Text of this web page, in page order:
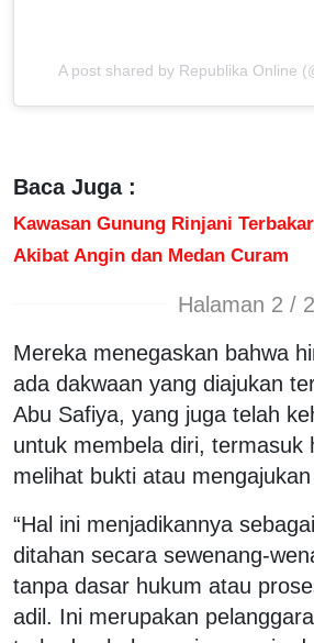
A post shared by Republika Online
Baca Juga :
Kawasan Gunung Rinjani
Akibat Angin dan Medan Curam
Halaman 2 / 2
Mereka menegaskan bahwa
ada dakwaan yang diajukan
Abu Safiya, yang juga telah
untuk membela diri, termasuk
melihat bukti atau
“Hal ini menjadikannya
ditahan secara sewenang-
tanpa dasar hukum atau
adil. Ini merupakan